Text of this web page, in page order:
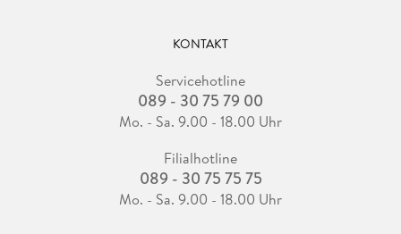
KONTAKT
Servicehotline
089 - 30 75 79 00
Mo. - Sa. 9.00 - 18.00 Uhr
Filialhotline
089 - 30 75 75 75
Mo. - Sa. 9.00 - 18.00 Uhr